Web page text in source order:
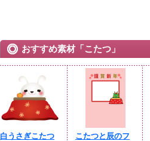
おすすめ素材「こたつ」
白うさぎこたつ
こたつと辰のフ